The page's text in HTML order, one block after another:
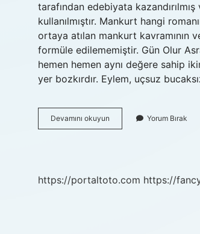
tarafından edebiyata
kullanılmıştır. Mankurt hangi
ortaya atılan mankurt kavramının
formüle edilememiştir. Gün Olur
hemen hemen aynı değere sahip
yer bozkırdır. Eylem, uçsuz
Devamını okuyun Mankurt
Hangi
Yorum Bırak
https://portaltoto.com https://